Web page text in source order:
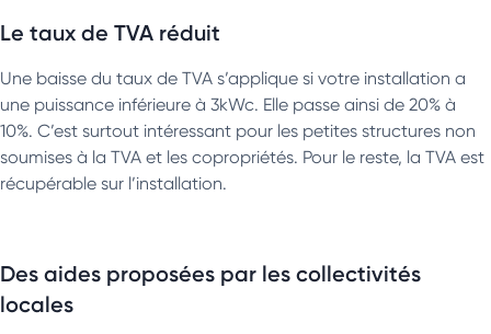
Le taux de TVA réduit
Une baisse du taux de TVA s’applique si votre installation a
une puissance inférieure à 3kWc. Elle passe ainsi de 20% à
10%. C’est surtout intéressant pour les petites structures non
soumises à la TVA et les copropriétés. Pour le reste, la TVA est
récupérable sur l’installation.
Des aides proposées par les collectivités
locales